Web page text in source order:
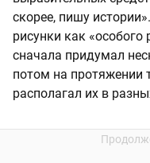
скорее, пишу
рисунки как
сначала придумал
потом на протяжении
располагал их в